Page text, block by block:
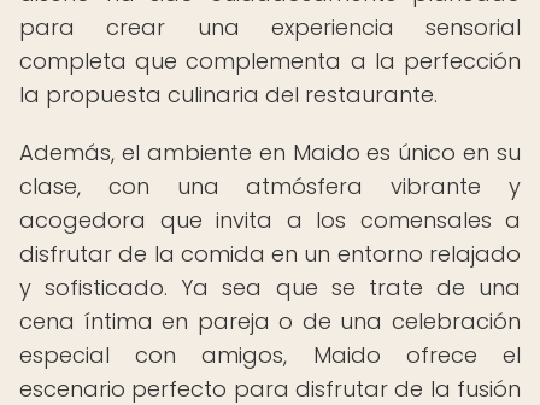
para crear una experiencia sensorial
completa que complementa a la perfección
la propuesta culinaria del restaurante.
Además, el ambiente en Maido es único en su
clase, con una atmósfera vibrante y
acogedora que invita a los comensales a
disfrutar de la comida en un entorno relajado
y sofisticado. Ya sea que se trate de una
cena íntima en pareja o de una celebración
especial con amigos, Maido ofrece el
escenario perfecto para disfrutar de la fusión